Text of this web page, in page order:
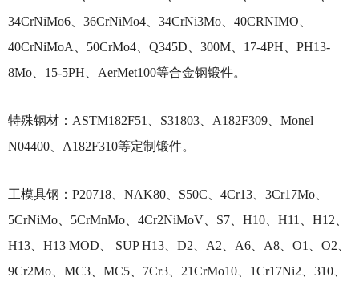
34CrNiMo6、36CrNiMo4、34CrNi3Mo、40CRNIMO、
40CrNiMoA、50CrMo4、Q345D、300M、17-4PH、PH13-
8Mo、15-5PH、AerMet100等合金钢锻件。
特殊钢材： ASTM182F51、S31803、A182F309、Monel
N04400、A182F310等定制锻件。
工模具钢： P20718、NAK80、S50C、4Cr13、3Cr17Mo、
5CrNiMo、5CrMnMo、4Cr2NiMoV、S7、H10、H11、H12、
H13、H13 MOD、 SUP H13、D2、A2、A6、A8、O1、O2、
9Cr2Mo、MC3、MC5、7Cr3、21CrMo10、1Cr17Ni2、310、